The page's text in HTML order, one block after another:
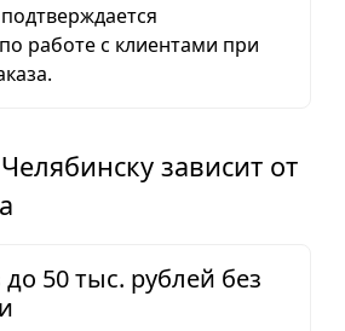
работе с клиентами при
зависит от
50 тыс. рублей без